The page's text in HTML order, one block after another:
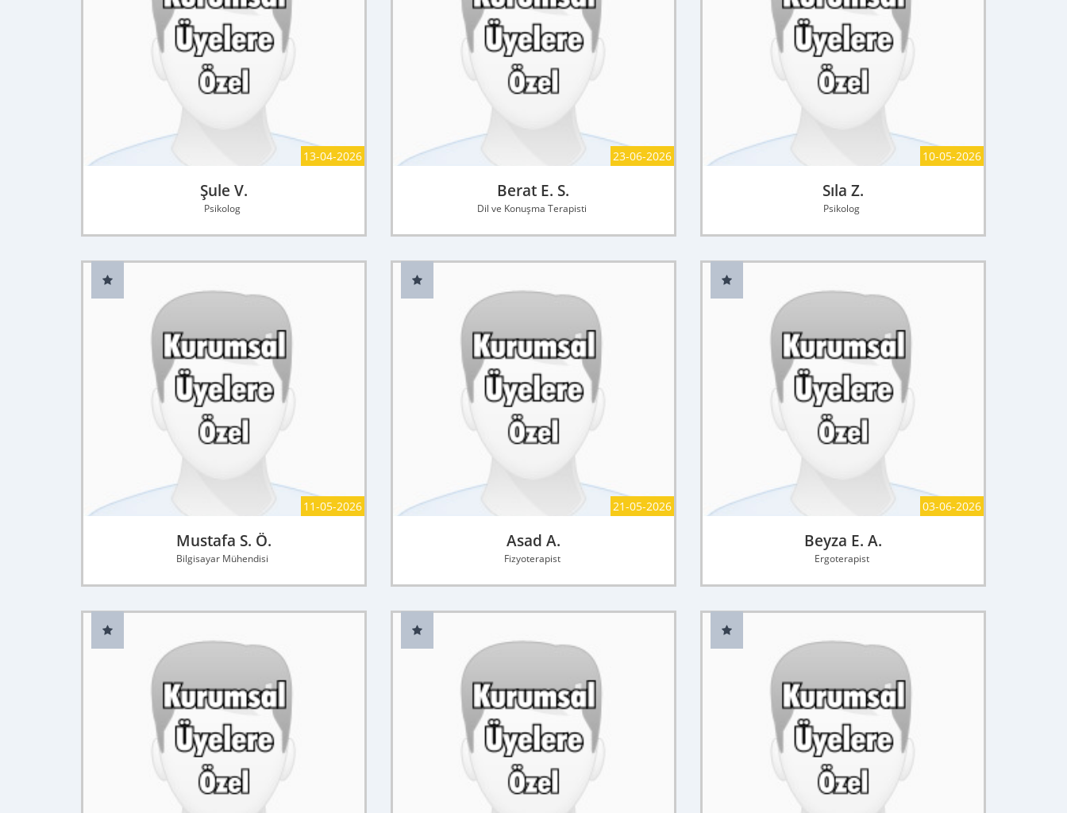
13-04-2026
Şule V.
Psikolog
23-06-2026
Berat E. S.
Dil ve Konuşma Terapisti
10-05-2026
Sıla Z.
Psikolog
11-05-2026
Mustafa S. Ö.
Bilgisayar Mühendisi
21-05-2026
Asad A.
Fizyoterapist
03-06-2026
Beyza E. A.
Ergoterapist